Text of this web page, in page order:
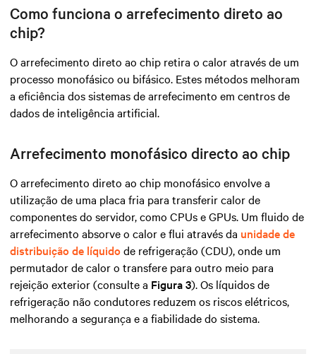
Como funciona o arrefecimento direto ao
chip?
O arrefecimento direto ao chip retira o calor através de um
processo monofásico ou bifásico. Estes métodos melhoram
a eficiência dos sistemas de arrefecimento em centros de
dados de inteligência artificial.
Arrefecimento monofásico directo ao chip
O arrefecimento direto ao chip monofásico envolve a
utilização de uma placa fria para transferir calor de
componentes do servidor, como CPUs e GPUs. Um fluido de
arrefecimento absorve o calor e flui através da unidade de
distribuição de líquidode refrigeração (CDU), onde um
permutador de calor o transfere para outro meio para
rejeição exterior (consulte a Figura 3). Os líquidos de
refrigeração não condutores reduzem os riscos elétricos,
melhorando a segurança e a fiabilidade do sistema.